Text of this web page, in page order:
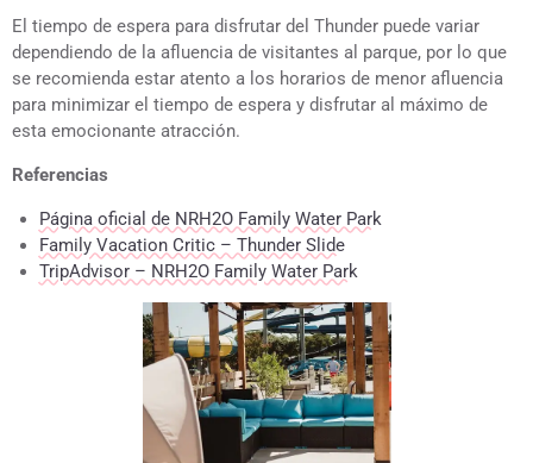
El tiempo de espera para disfrutar del Thunder puede variar
dependiendo de la afluencia de visitantes al parque, por lo que
se recomienda estar atento a los horarios de menor afluencia
para minimizar el tiempo de espera y disfrutar al máximo de
esta emocionante atracción.
Referencias
Página oficial de NRH2O Family Water Park
Family Vacation Critic – Thunder Slide
TripAdvisor – NRH2O Family Water Park